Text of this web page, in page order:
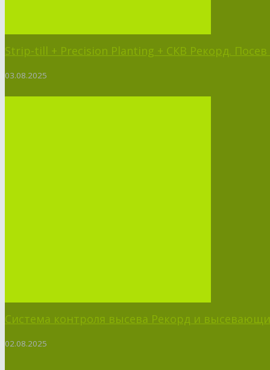
Strip-till + Precision Planting + СКВ Рекорд.
03.08.2025
Система контроля высева Рекорд и
02.08.2025